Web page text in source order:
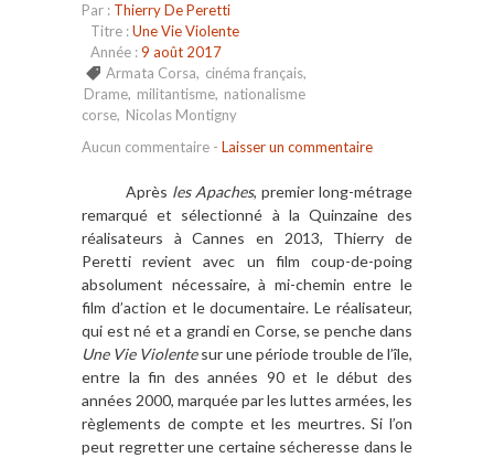
Par : Thierry De Peretti
Titre :Une Vie Violente
Année :9 août 2017
Armata Corsa, cinéma français,
Drame, militantisme, nationalisme
corse, Nicolas Montigny
Aucun commentaire - Laisser un commentaire
Après les Apaches, premier long-métrage
remarqué et sélectionné à la Quinzaine des
réalisateurs à Cannes en 2013, Thierry de
Peretti revient avec un film coup-de-poing
absolument nécessaire, à mi-chemin entre le
film d’action et le documentaire. Le réalisateur,
qui est né et a grandi en Corse, se penche dans
Une Vie Violentesur une période trouble de l’île,
entre la fin des années 90 et le début des
années 2000, marquée par les luttes armées, les
règlements de compte et les meurtres. Si l’on
peut regretter une certaine sécheresse dans le